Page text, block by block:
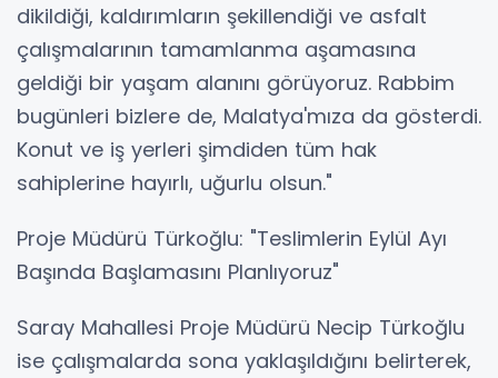
dikildiği, kaldırımların şekillendiği ve asfalt
çalışmalarının tamamlanma aşamasına
geldiği bir yaşam alanını görüyoruz. Rabbim
bugünleri bizlere de, Malatya'mıza da gösterdi.
Konut ve iş yerleri şimdiden tüm hak
sahiplerine hayırlı, uğurlu olsun."
Proje Müdürü Türkoğlu: "Teslimlerin Eylül Ayı
Başında Başlamasını Planlıyoruz"
Saray Mahallesi Proje Müdürü Necip Türkoğlu
ise çalışmalarda sona yaklaşıldığını belirterek,